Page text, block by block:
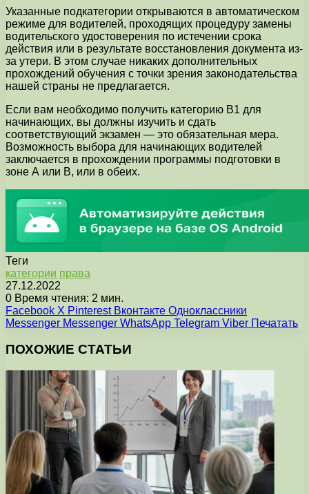
Указанные подкатегории открываются в автоматическом
режиме для водителей, проходящих процедуру замены
водительского удостоверения по истечении срока
действия или в результате восстановления документа из-
за утери. В этом случае никаких дополнительных
прохождений обучения с точки зрения законодательства
нашей страны не предлагается.
Если вам необходимо получить категорию B1 для
начинающих, вы должны изучить и сдать
соответствующий экзамен — это обязательная мера.
Возможность выбора для начинающих водителей
заключается в прохождении программы подготовки в
зоне А или В, или в обеих.
Теги
категории права
27.12.2022
0 Время чтения: 2 мин.
Facebook X Pinterest Вконтакте Одноклассники
Messenger Messenger WhatsApp Telegram Viber Печатать
ПОХОЖИЕ СТАТЬИ